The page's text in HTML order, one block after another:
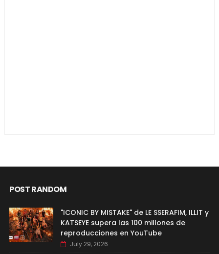
POST RANDOM
"ICONIC BY MISTAKE" de LE SSERAFIM, ILLIT y
KATSEYE supera las 100 millones de
reproducciones en YouTube
July 29, 2026